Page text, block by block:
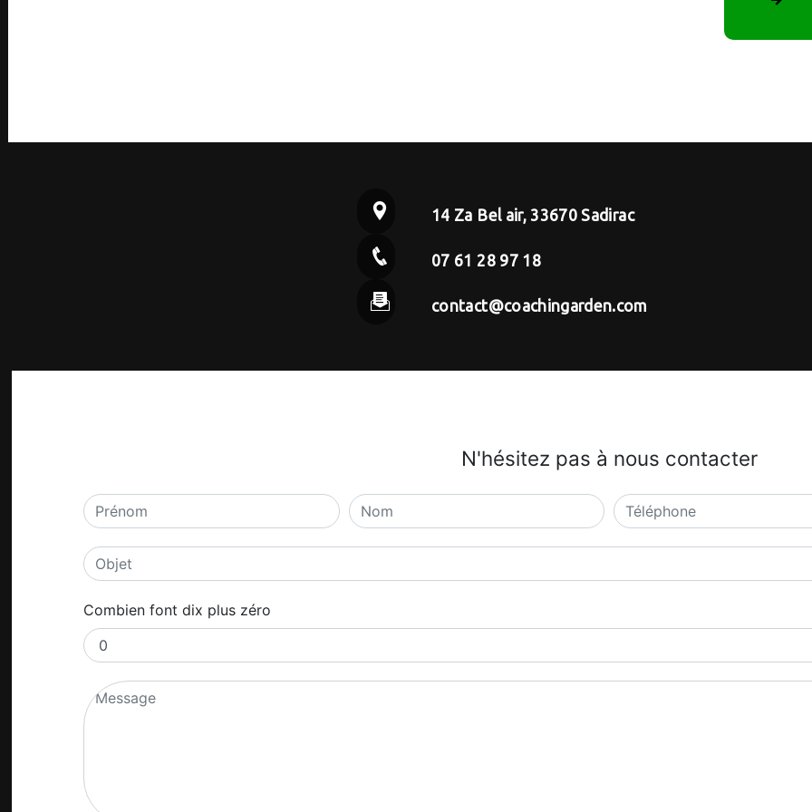
14 Za Bel air, 33670 Sadirac
07 61 28 97 18
contact@coachingarden.com
N'hésitez pas à nous contacter
Combien font dix plus zéro